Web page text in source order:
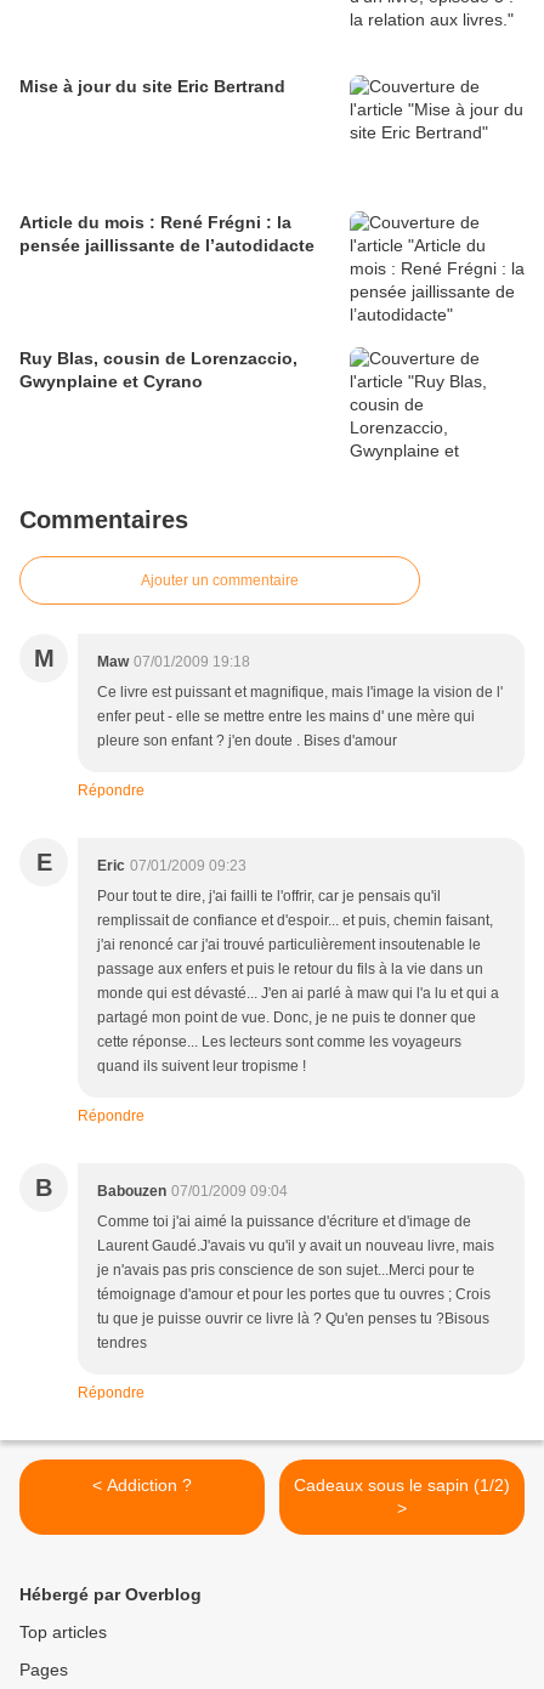
Mise à jour du site Eric Bertrand
Article du mois : René Frégni : la
pensée jaillissante de l’autodidacte
Ruy Blas, cousin de Lorenzaccio,
Gwynplaine et Cyrano
Commentaires
Ajouter un commentaire
M Maw 07/01/2009 19:18
Ce livre est puissant et magnifique, mais l'image la vision de l'
enfer peut - elle se mettre entre les mains d' une mère qui
pleure son enfant ? j'en doute . Bises d'amour
Répondre
E Eric 07/01/2009 09:23
Pour tout te dire, j'ai failli te l'offrir, car je pensais qu'il
remplissait de confiance et d'espoir... et puis, chemin faisant,
j'ai renoncé car j'ai trouvé particulièrement insoutenable le
passage aux enfers et puis le retour du fils à la vie dans un
monde qui est dévasté... J'en ai parlé à maw qui l'a lu et qui a
partagé mon point de vue. Donc, je ne puis te donner que
cette réponse... Les lecteurs sont comme les voyageurs
quand ils suivent leur tropisme !
Répondre
B Babouzen 07/01/2009 09:04
Comme toi j'ai aimé la puissance d'écriture et d'image de
Laurent Gaudé.J'avais vu qu'il y avait un nouveau livre, mais
je n'avais pas pris conscience de son sujet...Merci pour te
témoignage d'amour et pour les portes que tu ouvres ; Crois
tu que je puisse ouvrir ce livre là ? Qu'en penses tu ?Bisous
tendres
Répondre
< Addiction ?
Cadeaux sous le sapin (1/2)
>
Hébergé par Overblog
Top articles
Pages